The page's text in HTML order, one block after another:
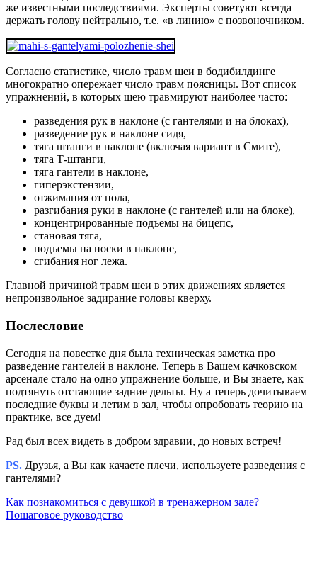
же известными последствиями. Эксперты советуют всегда
держать голову нейтрально, т.е. «в линию» с позвоночником.
Согласно статистике, число травм шеи в бодибилдинге
многократно опережает число травм поясницы. Вот список
упражнений, в которых шею травмируют наиболее часто:
разведения рук в наклоне (с гантелями и на блоках),
разведение рук в наклоне сидя,
тяга штанги в наклоне (включая вариант в Смите),
тяга Т-штанги,
тяга гантели в наклоне,
гиперэкстензии,
отжимания от пола,
разгибания руки в наклоне (с гантелей или на блоке),
концентрированные подъемы на бицепс,
становая тяга,
подъемы на носки в наклоне,
сгибания ног лежа.
Главной причиной травм шеи в этих движениях является
непроизвольное задирание головы кверху.
Послесловие
Сегодня на повестке дня была техническая заметка про
разведение гантелей в наклоне. Теперь в Вашем качковском
арсенале стало на одно упражнение больше, и Вы знаете, как
подтянуть отстающие задние дельты. Ну а теперь дочитываем
последние буквы и летим в зал, чтобы опробовать теорию на
практике, все дуем!
Рад был всех видеть в добром здравии, до новых встреч!
PS. Друзья, а Вы как качаете плечи, используете разведения с
гантелями?
Как познакомиться с девушкой в тренажерном зале?
Пошаговое руководство